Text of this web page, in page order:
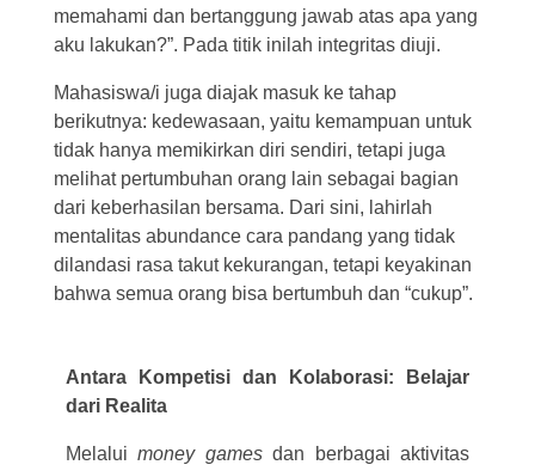
memahami dan bertanggung jawab atas apa yang
aku lakukan?”. Pada titik inilah integritas diuji.
Mahasiswa/i juga diajak masuk ke tahap
berikutnya: kedewasaan, yaitu kemampuan untuk
tidak hanya memikirkan diri sendiri, tetapi juga
melihat pertumbuhan orang lain sebagai bagian
dari keberhasilan bersama. Dari sini, lahirlah
mentalitas abundance cara pandang yang tidak
dilandasi rasa takut kekurangan, tetapi keyakinan
bahwa semua orang bisa bertumbuh dan “cukup”.
Antara Kompetisi dan Kolaborasi: Belajar
dari Realita
Melaluimoney gamesdan berbagai aktivitas